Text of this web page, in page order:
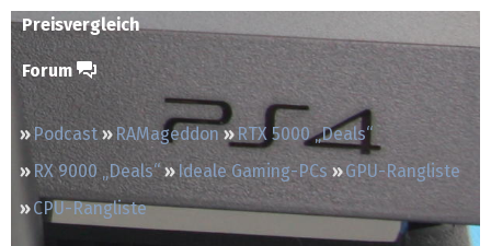
Preisvergleich
Forum
Podcast RAMageddon
RTX 5000 „Deals“
RX 9000 „Deals“
Ideale Gaming-PCs
GPU-Rangliste
CPU-Rangliste